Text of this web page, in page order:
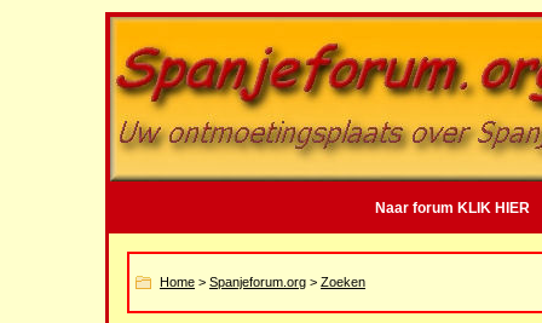
Naar forum KLIK HIER
Home > Spanjeforum.org > Zoeken